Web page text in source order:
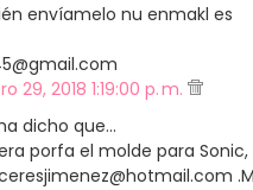
envíamelo nu enmakl es
29, 2018 1:19:00 p. m.
dicho que…
porfa el molde para